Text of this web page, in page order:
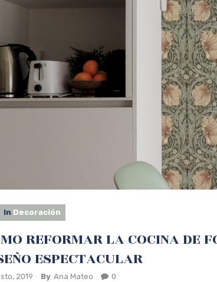
In Decoración
REFORMAR LA COCINA DE
ESPECTACULAR
2019 By Ana Mateo 0